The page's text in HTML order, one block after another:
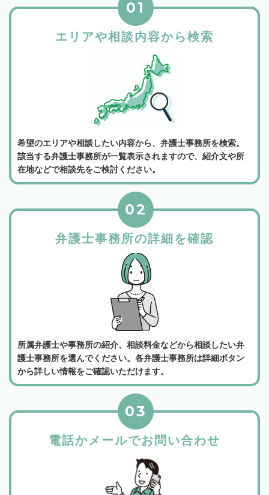
エリアや相談内容から検索
01
希望のエリアや相談したい内容から、弁護士事務所を検索。
該当する弁護士事務所が一覧表示されますので、紹介文や所
在地などで相談先をご検討ください。
弁護士事務所の詳細を確認
02
所属弁護士や事務所の紹介、相談料金などから相談したい弁
護士事務所を選んでください。各弁護士事務所は詳細ボタン
から詳しい情報をご確認いただけます。
電話かメールでお問い合わせ
03